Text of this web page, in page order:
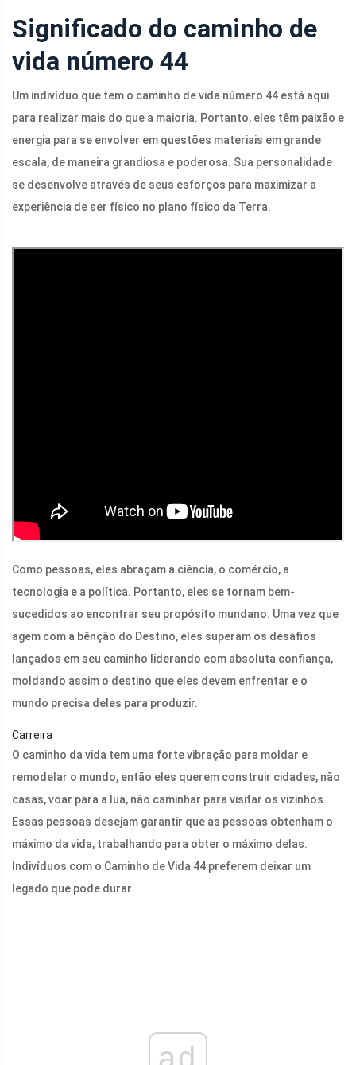
Significado do caminho de
vida número 44
Um indivíduo que tem o caminho de vida número 44 está aqui
para realizar mais do que a maioria. Portanto, eles têm paixão e
energia para se envolver em questões materiais em grande
escala, de maneira grandiosa e poderosa. Sua personalidade
se desenvolve através de seus esforços para maximizar a
experiência de ser físico no plano físico da Terra.
Como pessoas, eles abraçam a ciência, o comércio, a
tecnologia e a política. Portanto, eles se tornam bem-
sucedidos ao encontrar seu propósito mundano. Uma vez que
agem com a bênção do Destino, eles superam os desafios
lançados em seu caminho liderando com absoluta confiança,
moldando assim o destino que eles devem enfrentar e o
mundo precisa deles para produzir.
Carreira
O caminho da vida tem uma forte vibração para moldar e
remodelar o mundo, então eles querem construir cidades, não
casas, voar para a lua, não caminhar para visitar os vizinhos.
Essas pessoas desejam garantir que as pessoas obtenham o
máximo da vida, trabalhando para obter o máximo delas.
Indivíduos com o Caminho de Vida 44 preferem deixar um
legado que pode durar.